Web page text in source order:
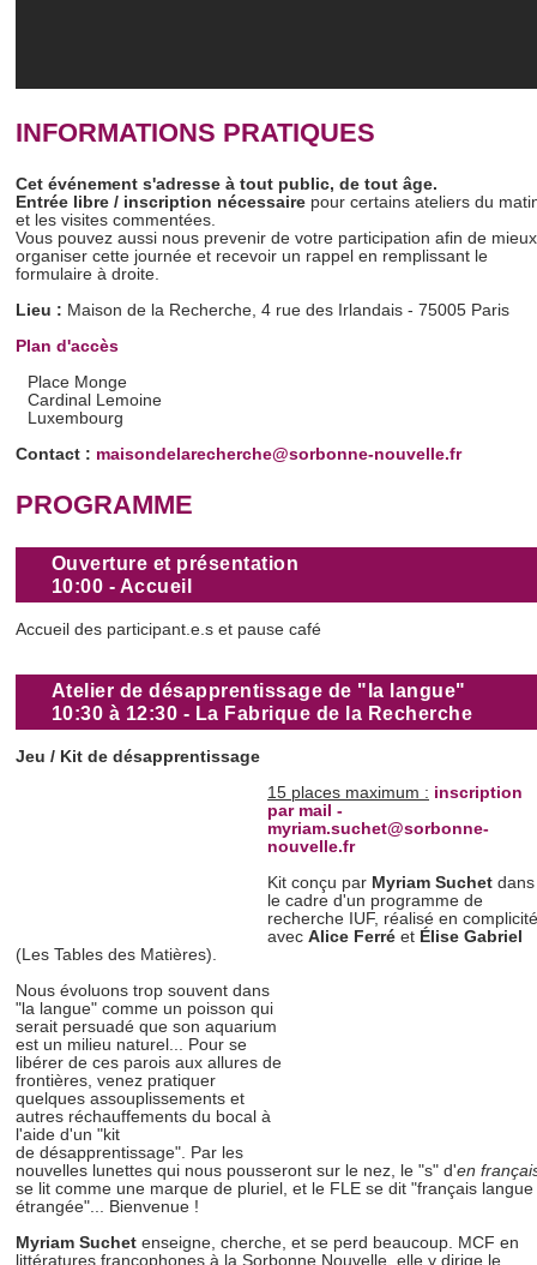
INFORMATIONS PRATIQUES
Cet événement s'adresse à tout public, de tout âge.
Entrée libre / inscription nécessaire pour certains ateliers du
et les visites commentées.
Vous pouvez aussi nous prevenir de votre participation afin de mieux
organiser cette journée et recevoir un rappel en remplissant le
formulaire à droite.
Lieu : Maison de la Recherche, 4 rue des Irlandais - 75005 Paris
Plan d'accès
Place Monge
Cardinal Lemoine
Luxembourg
Contact : maisondelarecherche@sorbonne-nouvelle.fr
PROGRAMME
Ouverture et présentation
10:00 - Accueil
Accueil des participant.e.s et pause café
Atelier de désapprentissage de "la langue"
10:30 à 12:30 - La Fabrique de la Recherche
Jeu / Kit de désapprentissage
15 places maximum : inscription
par mail -
myriam.suchet@sorbonne-
nouvelle.fr
Kit conçu par Myriam Suchet dans
le cadre d'un programme de
recherche IUF, réalisé en complicité
avec Alice Ferré et Élise Gabriel
(Les Tables des Matières).
Nous évoluons trop souvent dans
"la langue" comme un poisson qui
serait persuadé que son aquarium
est un milieu naturel... Pour se
libérer de ces parois aux allures de
frontières, venez pratiquer
quelques assouplissements et
autres réchauffements du bocal à
l'aide d'un "kit
de désapprentissage". Par les
nouvelles lunettes qui nous pousseront sur le nez, le "s" d'en
se lit comme une marque de pluriel, et le FLE se dit "français langue
étrangée"... Bienvenue !
Myriam Suchet enseigne, cherche, et se perd beaucoup. MCF en
littératures francophones à la Sorbonne Nouvelle, elle y dirige le